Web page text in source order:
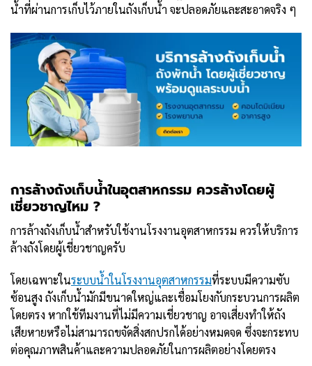
น้ำที่ผ่านการเก็บไว้ภายในถังเก็บน้ำ จะปลอดภัยและสะอาดจริง ๆ
การล้างถังเก็บน้ำในอุตสาหกรรม ควรล้างโดยผู้
เชี่ยวชาญไหม ?
การล้างถังเก็บน้ำสำหรับใช้งานโรงงานอุตสาหกรรม ควรให้บริการ
ล้างถังโดยผู้เชี่ยวชาญครับ
โดยเฉพาะในระบบน้ำในโรงงานอุตสาหกรรมที่ระบบมีความซับ
ซ้อนสูง ถังเก็บน้ำมักมีขนาดใหญ่และเชื่อมโยงกับกระบวนการผลิต
โดยตรง หากใช้ทีมงานที่ไม่มีความเชี่ยวชาญ อาจเสี่ยงทำให้ถัง
เสียหายหรือไม่สามารถขจัดสิ่งสกปรกได้อย่างหมดจด ซึ่งจะกระทบ
ต่อคุณภาพสินค้าและความปลอดภัยในการผลิตอย่างโดยตรง